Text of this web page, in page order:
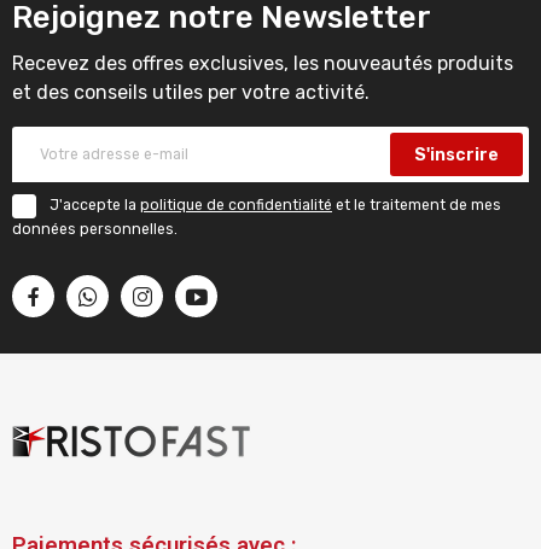
Rejoignez notre Newsletter
Recevez des offres exclusives, les nouveautés produits
et des conseils utiles per votre activité.
S'inscrire
J'accepte la politique de confidentialité et le traitement de mes
données personnelles.